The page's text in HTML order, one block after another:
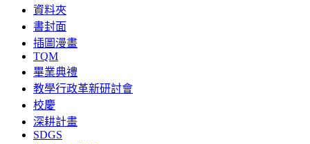
資料夾
書封面
插圖漫畫
TQM
畢業典禮
教學行政革新研討會
校慶
深耕計畫
SDGS